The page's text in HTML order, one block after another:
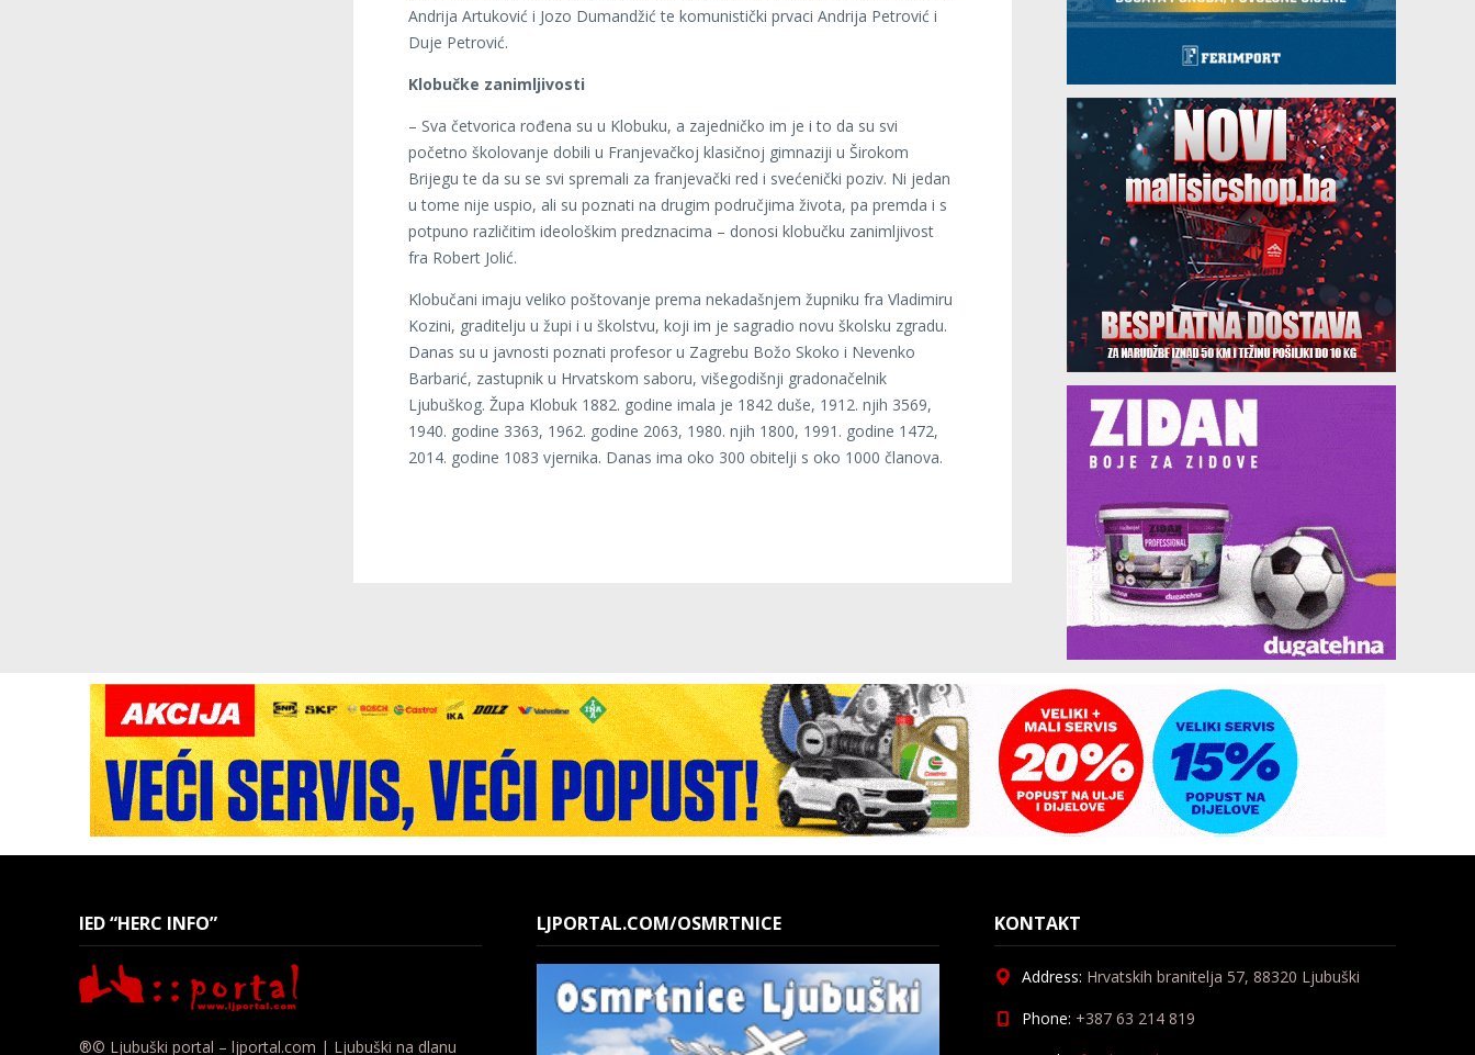
Andrija Artuković i Jozo Dumandžić te komunistički prvaci Andrija Petrović i
Duje Petrović.
Klobučke zanimljivosti
– Sva četvorica rođena su u Klobuku, a zajedničko im je i to da su svi
početno školovanje dobili u Franjevačkoj klasičnoj gimnaziji u Širokom
Brijegu te da su se svi spremali za franjevački red i svećenički poziv. Ni jedan
u tome nije uspio, ali su poznati na drugim područjima života, pa premda i s
potpuno različitim ideološkim predznacima – donosi klobučku zanimljivost
fra Robert Jolić.
Klobučani imaju veliko poštovanje prema nekadašnjem župniku fra Vladimiru
Kozini, graditelju u župi i u školstvu, koji im je sagradio novu školsku zgradu.
Danas su u javnosti poznati profesor u Zagrebu Božo Skoko i Nevenko
Barbarić, zastupnik u Hrvatskom saboru, višegodišnji gradonačelnik
Ljubuškog. Župa Klobuk 1882. godine imala je 1842 duše, 1912. njih 3569,
1940. godine 3363, 1962. godine 2063, 1980. njih 1800, 1991. godine 1472,
2014. godine 1083 vjernika. Danas ima oko 300 obitelji s oko 1000 članova.
IED “HERC INFO”
®© Ljubuški portal – ljportal.com | Ljubuški na dlanu
LJPORTAL.COM/OSMRTNICE KONTAKT
Address: Hrvatskih branitelja 57, 88320 Ljubuški
Phone: +387 63 214 819